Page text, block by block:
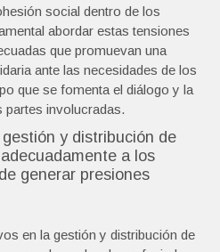
social dentro de los
abordar estas tensiones
que promuevan una
ante las necesidades de los
que se fomenta el diálogo y la
partes involucradas.
y distribución de
a los
generar presiones
en la gestión y distribución de